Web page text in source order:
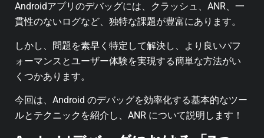
Androidアプリのデバッグには、クラッシュ、ANR、一
貫性のないログなど、独特な課題が豊富にあります。
しかし、問題を素早く特定して解決し、より良いパフ
ォーマンスとユーザー体験を実現する簡単な方法がい
くつかあります。
今回は、Android のデバッグを効率化する基本的なツー
ルとテクニックを紹介し、ANR について説明します！